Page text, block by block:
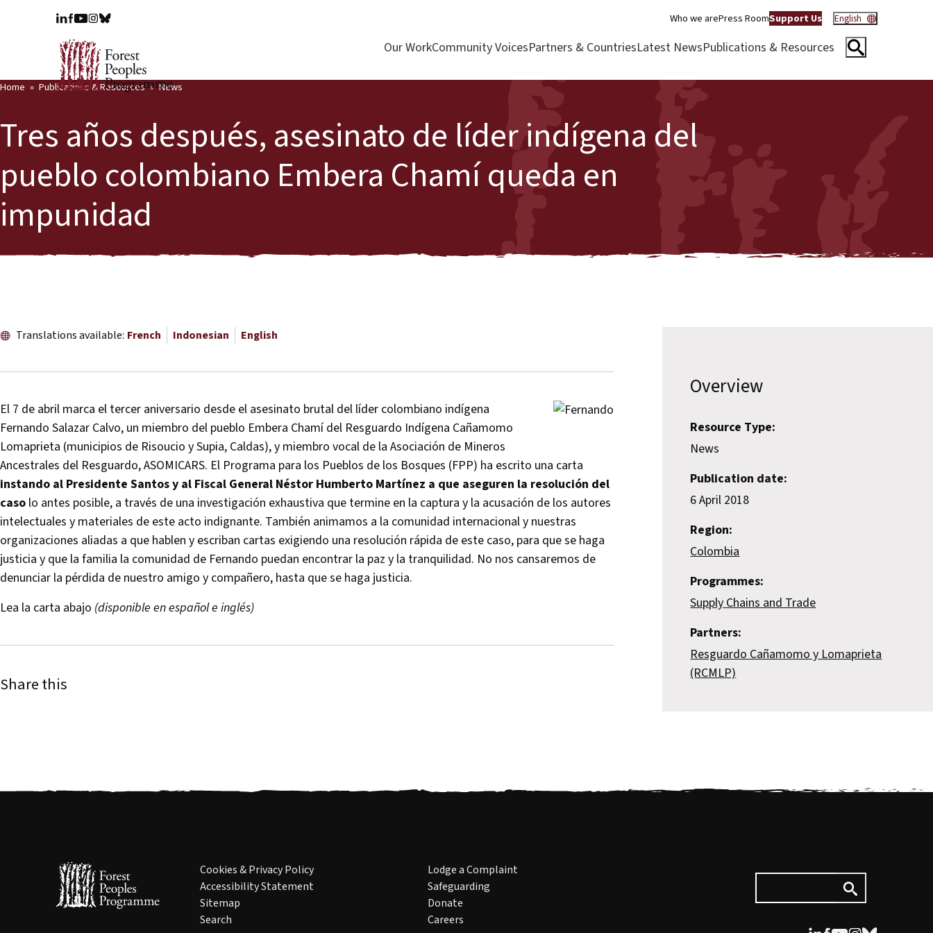
Who we arePress RoomSupport Us English
Our WorkCommunity VoicesPartners & CountriesLatest NewsPublications & Resources
Home Publications & Resources News
Tres años después, asesinato de líder indígena del
pueblo colombiano Embera Chamí queda en
impunidad
Translations available: French Indonesian English
El 7 de abril marca el tercer aniversario desde el asesinato brutal del líder colombiano indígena
Fernando Salazar Calvo, un miembro del pueblo Embera Chamí del Resguardo Indígena Cañamomo
Lomaprieta (municipios de Risoucio y Supia, Caldas), y miembro vocal de la Asociación de Mineros
Ancestrales del Resguardo, ASOMICARS. El Programa para los Pueblos de los Bosques (FPP) ha escrito una carta
instando al Presidente Santos y al Fiscal General Néstor Humberto Martínez a que aseguren la resolución del
caso lo antes posible, a través de una investigación exhaustiva que termine en la captura y la acusación de los autores
intelectuales y materiales de este acto indignante. También animamos a la comunidad internacional y nuestras
organizaciones aliadas a que hablen y escriban cartas exigiendo una resolución rápida de este caso, para que se haga
justicia y que la familia la comunidad de Fernando puedan encontrar la paz y la tranquilidad. No nos cansaremos de
denunciar la pérdida de nuestro amigo y compañero, hasta que se haga justicia.
Lea la carta abajo (disponible en español e inglés)
Share this
Overview
Resource Type:
News
Publication date:
6 April 2018
Region:
Colombia
Programmes:
Supply Chains and Trade
Partners:
Resguardo Cañamomo y Lomaprieta
(RCMLP)
Cookies & Privacy Policy
Accessibility Statement
Sitemap
Search
Lodge a Complaint
Safeguarding
Donate
Careers